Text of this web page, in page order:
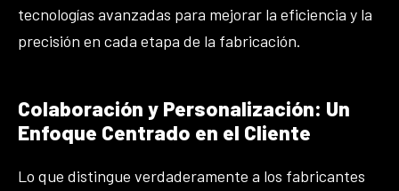
tecnologías avanzadas para mejorar la eficiencia y la
precisión en cada etapa de la fabricación.
Colaboración y Personalización: Un
Enfoque Centrado en el Cliente
Lo que distingue verdaderamente a los fabricantes